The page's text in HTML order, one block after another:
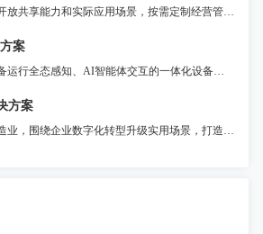
基于工业互联网平台开放共享能力和实际应用场景，按需定制经营管理、生产运营、HSE、能源管理、操作控制、设备管理等企业级工业APP并快速部署，将工业互联网技术和化工企业业务深度融合，实现全流程管理和多业务协同，降本提质增效。
案
支持高并发采集、设备运行全态感知、AI智能体交互的一体化设备智能管理平台，提供资产管理、状态监控、维修保养、远程运维、节能降耗等全场景服务。
方案
面向电子装配领域制造业，围绕企业数字化转型升级实用场景，打造统一管理MOM运营平台，以模块化提供包括生产（MES）、质量（QMS）、仓储（WMS）、设备物联（IOT）、电子工艺（ESOP）、现场问题管理（Andon）等制造领域各业务支撑系统，为企业提供一体化运营管理整套系统解决方案。